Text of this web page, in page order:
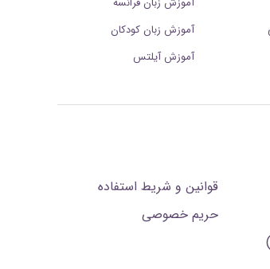
آموزش زبان کودکان
آموزش آیلتس
قوانین و شریط استفاده
حریم خصوصی